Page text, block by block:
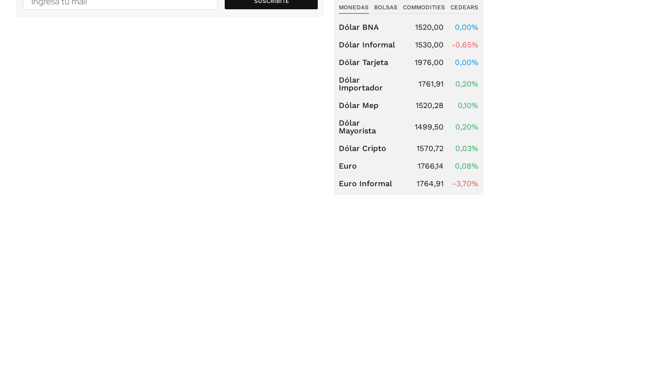
MONEDAS BOLSAS COMMODITIES CEDEARS
Dólar BNA 1520,00
0,00%
Dólar Informal
1530,00
-0,65%
Dólar Tarjeta
1976,00
0,00%
Dólar
Importador
1761,91 0,20%
Dólar Mep 1520,28
0,10%
Dólar
Mayorista
1499,50 0,20%
Dólar Cripto 1570,72
0,03%
Euro
1766,14
0,08%
Euro Informal
1764,91 -3,70%